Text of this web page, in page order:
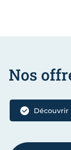
Nos
Découvrir